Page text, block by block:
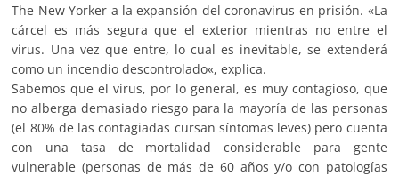
The New Yorker a la expansión del coronavirus en prisión. «La
cárcel es más segura que el exterior mientras no entre el
virus. Una vez que entre, lo cual es inevitable, se extenderá
como un incendio descontrolado«, explica.
Sabemos que el virus, por lo general, es muy contagioso, que
no alberga demasiado riesgo para la mayoría de las personas
(el 80% de las contagiadas cursan síntomas leves) pero cuenta
con una tasa de mortalidad considerable para gente
vulnerable (personas de más de 60 años y/o con patologías